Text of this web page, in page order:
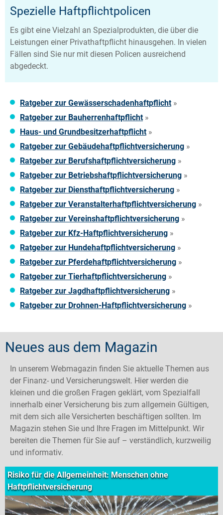
Spezielle Haftpflichtpolicen
Es gibt eine Vielzahl an Spezialprodukten, die über die
Leistungen einer Privathaftpflicht hinausgehen. In vielen
Fällen sind Sie nur mit diesen Policen ausreichend
abgedeckt.
Ratgeber zur Gewässerschadenhaftpflicht»
Ratgeber zur Bauherrenhaftpflicht»
Haus- und Grundbesitzerhaftpflicht»
Ratgeber zur Gebäudehaftpflichtversicherung »
Ratgeber zur Berufshaftpflichtversicherung »
Ratgeber zur Betriebshaftpflichtversicherung »
Ratgeber zur Diensthaftpflichtversicherung »
Ratgeber zur Veranstalterhaftpflichtversicherung »
Ratgeber zur Vereinshaftpflichtversicherung »
Ratgeber zur Kfz-Haftpflichtversicherung »
Ratgeber zur Hundehaftpflichtversicherung »
Ratgeber zur Pferdehaftpflichtversicherung »
Ratgeber zur Tierhaftpflichtversicherung »
Ratgeber zur Jagdhaftpflichtversicherung »
Ratgeber zur Drohnen-Haftpflichtversicherung »
Neues aus dem Magazin
In unserem Webmagazin finden Sie aktuelle Themen aus
der Finanz- und Versicherungswelt. Hier werden die
kleinen und die großen Fragen geklärt, vom Spezialfall
innerhalb einer Versicherung bis zum allgemein Gültigen,
mit dem sich alle Versicherten beschäftigen sollten. Im
Magazin stehen Sie und Ihre Fragen im Mittelpunkt. Wir
bereiten die Themen für Sie auf – verständlich, kurzweilig
und informativ.
Risiko für die Allgemeinheit: Menschen ohne
Haftpflichtversicherung